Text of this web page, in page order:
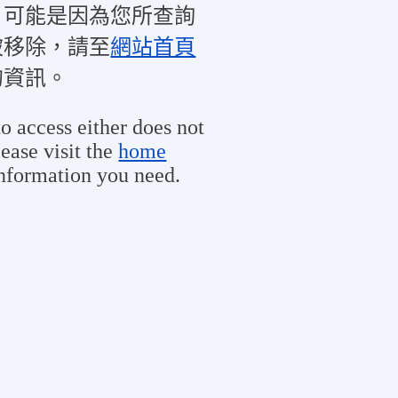
能是因為您所查詢
除，請至網站首頁
訊。
access either does not
visit thehome
you need.